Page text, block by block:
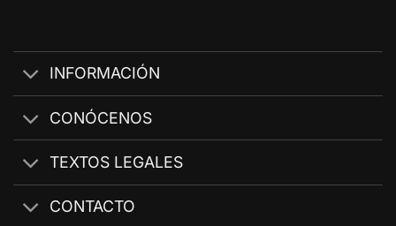
INFORMACIÓN
CONÓCENOS
TEXTOS LEGALES
CONTACTO